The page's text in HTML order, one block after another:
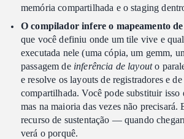
memória compartilhada e o staging
O compilador infere o mapeamento
que você definiu onde um tile vive e
executada nele (uma cópia, um gemm,
passagem de inferência de layouto
e resolve os layouts de registradores e
compartilhada. Você pode substituir isso
mas na maioria das vezes não precisará.
recurso de sustentação — quando
verá o porquê.